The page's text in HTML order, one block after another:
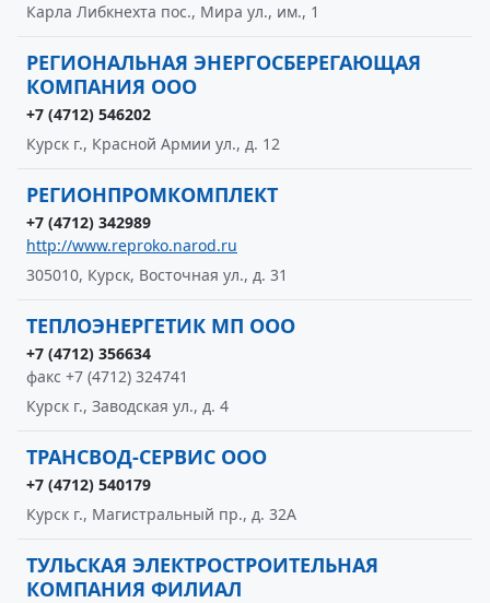
Карла Либкнехта пос., Мира ул., им., 1
РЕГИОНАЛЬНАЯ ЭНЕРГОСБЕРЕГАЮЩАЯ
КОМПАНИЯ ООО
+7 (4712) 546202
Курск г., Красной Армии ул., д. 12
РЕГИОНПРОМКОМПЛЕКТ
+7 (4712) 342989
http://www.reproko.narod.ru
305010, Курск, Восточная ул., д. 31
ТЕПЛОЭНЕРГЕТИК МП ООО
+7 (4712) 356634
факс +7 (4712) 324741
Курск г., Заводская ул., д. 4
ТРАНСВОД-СЕРВИС ООО
+7 (4712) 540179
Курск г., Магистральный пр., д. 32А
ТУЛЬСКАЯ ЭЛЕКТРОСТРОИТЕЛЬНАЯ
КОМПАНИЯ ФИЛИАЛ